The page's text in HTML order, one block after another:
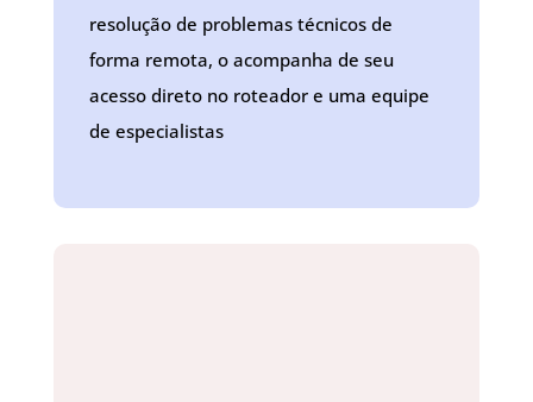
resolução de problemas técnicos de
forma remota, o acompanha de seu
acesso direto no roteador e uma equipe
de especialistas